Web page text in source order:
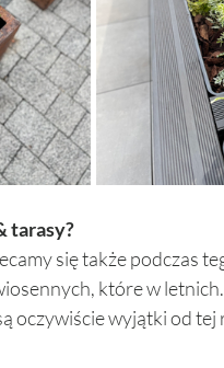
tarasy?
się także podczas
które w
oczywiście wyjątki od